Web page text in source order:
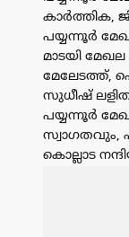
കാർത്തിക,
പയ്യന്നൂർ
മാടയി
മേലേടത്ത്,
സുധീഷ്
പയ്യന്നൂർ
സ്വാഗതവും,
കൊല്ലാട